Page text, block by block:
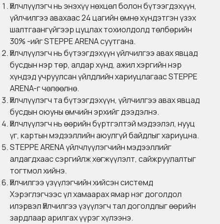
Үйлчлүүлэгч нь энэхүү нөхцөл болон бүтээгдэхүүн,
үйлчилгээ авахаас 24 цагийн өмнө хүндэтгэн үзэх
шалтгаангүйгээр цуцлах тохиолдолд төлбөрийн
30% -ийг STEPPE ARENA суутгана.
Үйлчлүүлэгч нь бүтээгдэхүүн үйлчилгээ авах явцад
бусдын нэр төр, алдар хүнд, ажил хэргийн нэр
хүндэд учруулсан үйлдлийн хариуцлагаас STEPPE
ARENA-г чөлөөлнө.
Үйлчлүүлэгч та бүтээгдэхүүн, үйлчилгээ авах явцад
бусдын оюуны өмчийн эрхийг дээдэлнэ.
Үйлчлүүлэгч нь өөрийн бүртгэлтэй мэдээлэл, нууц
үг, картын мэдээллийн аюулгүй байдлыг хариуцна.
STEPPE ARENA үйлчлүүлэгчийн мэдээллийг
алдагдхаас сэргийлж хөгжүүлэлт, сайжруулалтыг
тогтмол хийнэ.
Үйлчилгээ үзүүлэгчийн хийсэн системд
Хэрэглэгчээс үл хамаарах ямар нэг доголдол
илэрвэл Үйлчилгээ үзүүлэгч тал доголдлыг өөрийн
зардлаар арилгах үүрэг хүлээнэ.